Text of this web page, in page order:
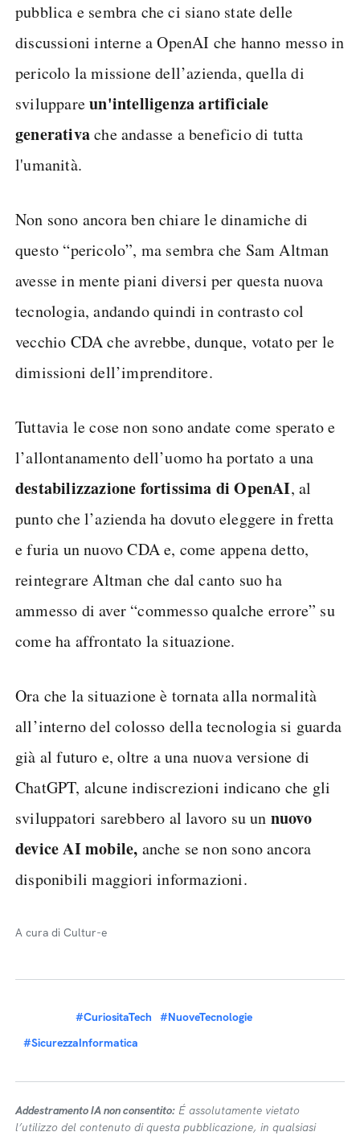
pubblica e sembra che ci siano state delle
discussioni interne a OpenAI che hanno messo in
pericolo la missione dell’azienda, quella di
sviluppareun'intelligenza artificiale
generativache andasse a beneficio di tutta
l'umanità.
Non sono ancora ben chiare le dinamiche di
questo “pericolo”, ma sembra che Sam Altman
avesse in mente piani diversi per questa nuova
tecnologia, andando quindi in contrasto col
vecchio CDA che avrebbe, dunque, votato per le
dimissioni dell’imprenditore.
Tuttavia le cose non sono andate come sperato e
l’allontanamento dell’uomo ha portato a una
destabilizzazione fortissima di OpenAI, al
punto che l’azienda ha dovuto eleggere in fretta
e furia un nuovo CDA e, come appena detto,
reintegrare Altman che dal canto suo ha
ammesso di aver “commesso qualche errore” su
come ha affrontato la situazione.
Ora che la situazione è tornata alla normalità
all’interno del colosso della tecnologia si guarda
già al futuro e, oltre a una nuova versione di
ChatGPT, alcune indiscrezioni indicano che gli
sviluppatori sarebbero al lavoro su un nuovo
device AI mobile, anche se non sono ancora
disponibili maggiori informazioni.
A cura di Cultur-e
#CuriositaTech
#NuoveTecnologie
#SicurezzaInformatica
Addestramento IA non consentito: É assolutamente vietato
l’utilizzo del contenuto di questa pubblicazione, in qualsiasi